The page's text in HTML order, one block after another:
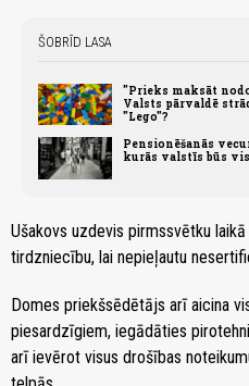
ŠOBRĪD LASA
"Prieks maksāt
Valsts pārvaldē
"Lego"?
Pensionēšanās
kurās valstīs būs
Ušakovs uzdevis pirmssvētku
tirdzniecību, lai nepieļautu
Domes priekšsēdētājs arī aicina
piesardzīgiem, iegādāties
arī ievērot visus drošības